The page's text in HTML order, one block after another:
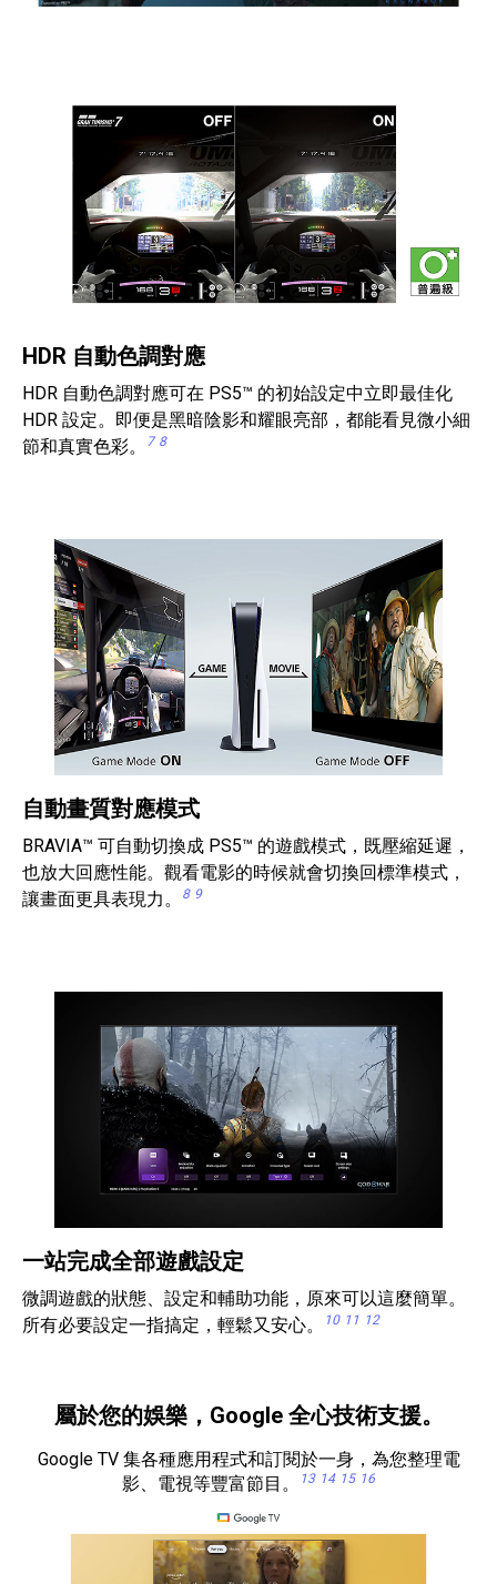
HDR 自動色調對應
HDR 自動色調對應可在 PS5™ 的初始設定中立即最佳化
HDR 設定。即便是黑暗陰影和耀眼亮部，都能看見微小細
節和真實色彩。
7 8
自動畫質對應模式
BRAVIA™ 可自動切換成 PS5™ 的遊戲模式，既壓縮延遲，
也放大回應性能。觀看電影的時候就會切換回標準模式，
讓畫面更具表現力。
8 9
一站完成全部遊戲設定
微調遊戲的狀態、設定和輔助功能，原來可以這麼簡單。
所有必要設定一指搞定，輕鬆又安心。
10 11 12
屬於您的娛樂，Google 全心技術支援。
Google TV 集各種應用程式和訂閱於一身，為您整理電
影、電視等豐富節目。
13 14 15 16